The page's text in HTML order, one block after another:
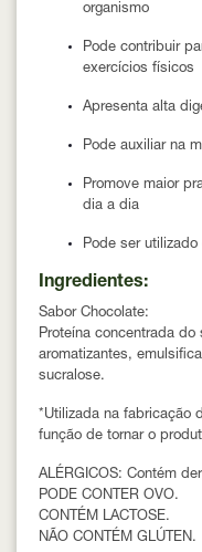
organismo
Pode contribuir
exercícios físicos
Apresenta alta
Pode auxiliar na
Promove maior
dia a dia
Pode ser
Ingredientes:
Sabor Chocolate:
Proteína concentrada do
aromatizantes,
sucralose.
*Utilizada na fabricação
função de tornar o
ALÉRGICOS: Contém
PODE CONTER OVO.
CONTÉM LACTOSE.
NÃO CONTÉM GLÚTEN.